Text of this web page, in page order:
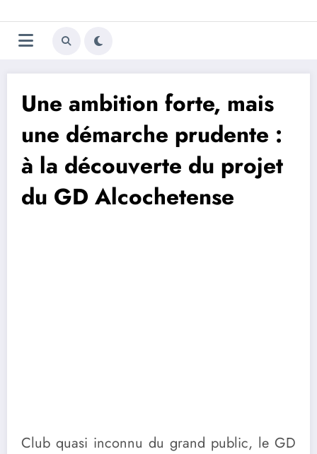
au
contenu
Trivela
L'actualité du football
Une ambition forte, mais
une démarche prudente :
à la découverte du projet
du GD Alcochetense
Club quasi inconnu du grand public, le GD